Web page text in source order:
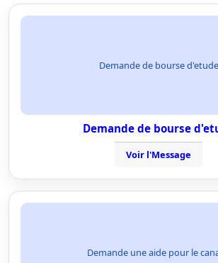
Demande de bourse d'etude
Demande de bourse
Voir l'Message
Demande une aide pour le